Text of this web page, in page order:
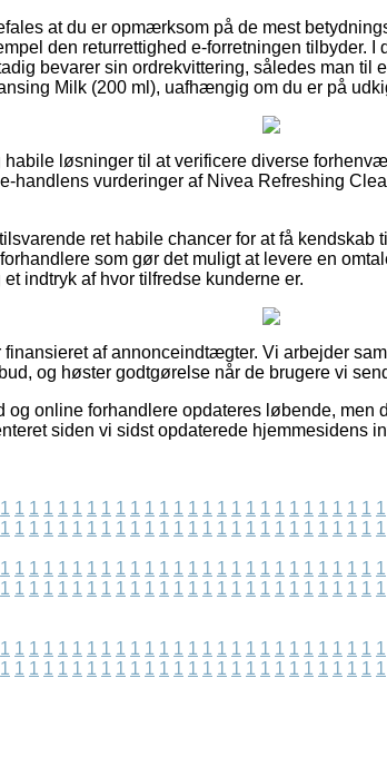
at du er opmærksom på de mest
den returrettighed e-forretningen tilbyder. I
bevarer sin ordrekvittering, således man til
Milk (200 ml), uafhængig om du er på
habile løsninger til at verificere diverse
handlens vurderinger af Nivea Refreshing
ret habile chancer for at få kendskab
som gør det muligt at levere en
indtryk af hvor tilfredse kunderne er.
af annonceindtægter. Vi arbejder
og høster godtgørelse når de brugere vi
og online forhandlere opdateres løbende,
siden vi sidst opdaterede hjemmesidens
1 1 1 1 1 1 1 1 1 1 1 1 1 1 1 1 1 1 1 1 1 1 1 1 1 1 1
1 1 1 1 1 1 1 1 1 1 1 1 1 1 1 1 1 1 1 1 1 1 1 1 1 1 1
1 1 1 1 1 1 1 1 1 1 1 1 1 1 1 1 1 1 1 1 1 1 1 1 1 1 1
1 1 1 1 1 1 1 1 1 1 1 1 1 1 1 1 1 1 1 1 1 1 1 1 1 1 1
1 1 1 1 1 1 1 1 1 1 1 1 1 1 1 1 1 1 1 1 1 1 1 1 1 1 1
1 1 1 1 1 1 1 1 1 1 1 1 1 1 1 1 1 1 1 1 1 1 1 1 1 1 1